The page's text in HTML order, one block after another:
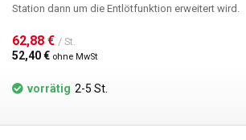
Station dann um die Entlötfunktion erweitert wird.
62,88 € / St.
52,40 € ohne MwSt
vorrätig 2-5 St.